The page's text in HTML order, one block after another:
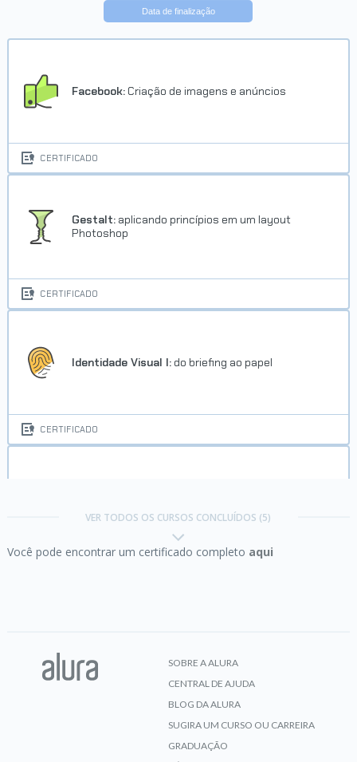
Data de finalização
Facebook: Criação de imagens e anúncios
CERTIFICADO
Gestalt: aplicando princípios em um layout
Photoshop
CERTIFICADO
Identidade Visual I: do briefing ao papel
CERTIFICADO
VER TODOS OS CURSOS CONCLUÍDOS (5)
Você pode encontrar um certificado completo aqui
SOBRE A ALURA
CENTRAL DE AJUDA
BLOG DA ALURA
SUGIRA UM CURSO OU CARREIRA
GRADUAÇÃO